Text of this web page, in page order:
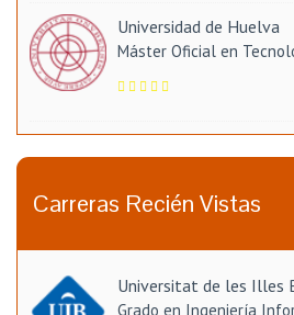
Universidad de Huelva
Máster Oficial en
Carreras Recién Vistas
Universitat de les Illes
Grado en Ingeniería